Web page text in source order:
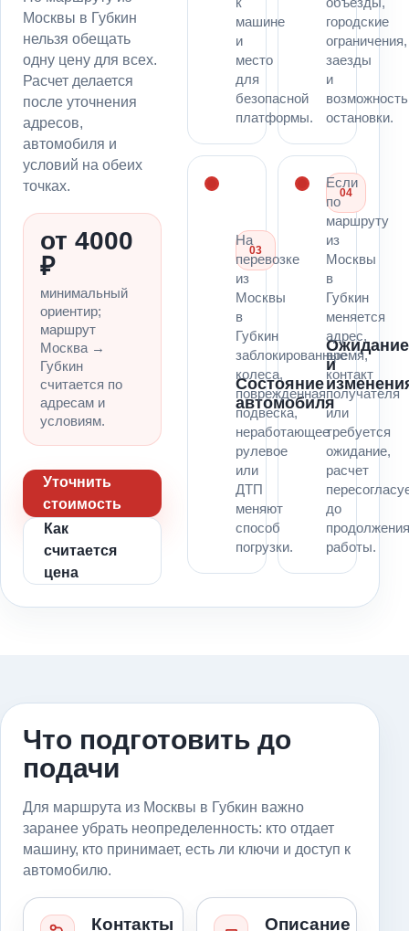
Москвы в Губкин
нельзя обещать
одну цену для всех.
Расчет делается
после уточнения
адресов,
автомобиля и
условий на обеих
точках.
от 4000
₽
минимальный
ориентир;
маршрут
Москва →
Губкин
считается по
адресам и
условиям.
Уточнить
стоимость
Как
считается
цена
машине
и
место
для
безопасной
платформы.
городские
ограничения,
заезды
и
возможность
остановки.
03
Состояние
автомобиля
На
перевозке
из
Москвы
в
Губкин
заблокированные
колеса,
поврежденная
подвеска,
неработающее
рулевое
или
ДТП
меняют
способ
погрузки.
04
Ожидание
и
Если
по
маршруту
из
Москвы
в
Губкин
меняется
адрес,
время,
контакт
получателя
или
требуется
ожидание,
расчет
до
работы.
Что подготовить до
подачи
Для маршрута из Москвы в Губкин важно
заранее убрать неопределенность: кто отдает
машину, кто принимает, есть ли ключи и доступ к
автомобилю.
Контакты
Описание